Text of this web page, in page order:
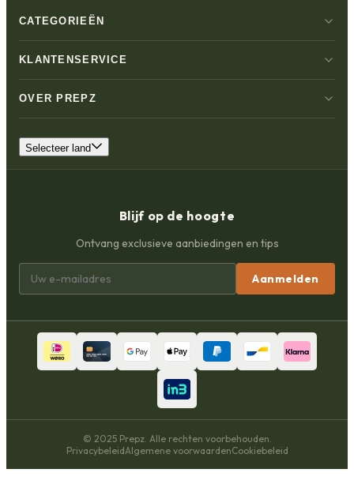
CATEGORIEËN
KLANTENSERVICE
OVER PREPZ
Selecteer land
Blijf op de hoogte
Ontvang exclusieve aanbiedingen en tips
Aanmelden
© 2025 Prepz. Alle rechten voorbehouden.
PrivacybeleidAlgemene voorwaardenCookiebeleid